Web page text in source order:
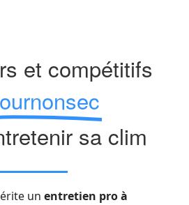
et compétitifs
sa clim
un entretien pro à